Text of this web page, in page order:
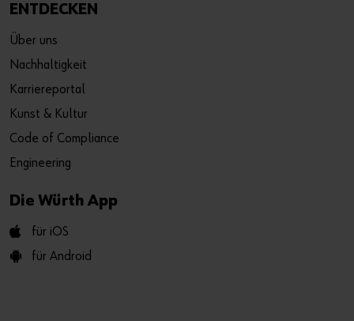
ENTDECKEN
Über uns
Nachhaltigkeit
Karriereportal
Kunst & Kultur
Code of Compliance
Engineering
Die Würth App
für iOS
für Android